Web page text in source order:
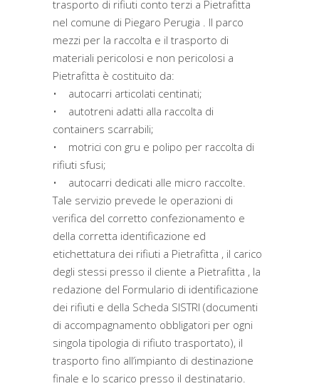
trasporto di rifiuti conto terzi a Pietrafitta
nel comune di Piegaro Perugia . Il parco
mezzi per la raccolta e il trasporto di
materiali pericolosi e non pericolosi a
Pietrafitta è costituito da:
• autocarri articolati centinati;
• autotreni adatti alla raccolta di
containers scarrabili;
• motrici con gru e polipo per raccolta di
rifiuti sfusi;
• autocarri dedicati alle micro raccolte.
Tale servizio prevede le operazioni di
verifica del corretto confezionamento e
della corretta identificazione ed
etichettatura dei rifiuti a Pietrafitta , il carico
degli stessi presso il cliente a Pietrafitta , la
redazione del Formulario di identificazione
dei rifiuti e della Scheda SISTRI (documenti
di accompagnamento obbligatori per ogni
singola tipologia di rifiuto trasportato), il
trasporto fino all’impianto di destinazione
finale e lo scarico presso il destinatario.